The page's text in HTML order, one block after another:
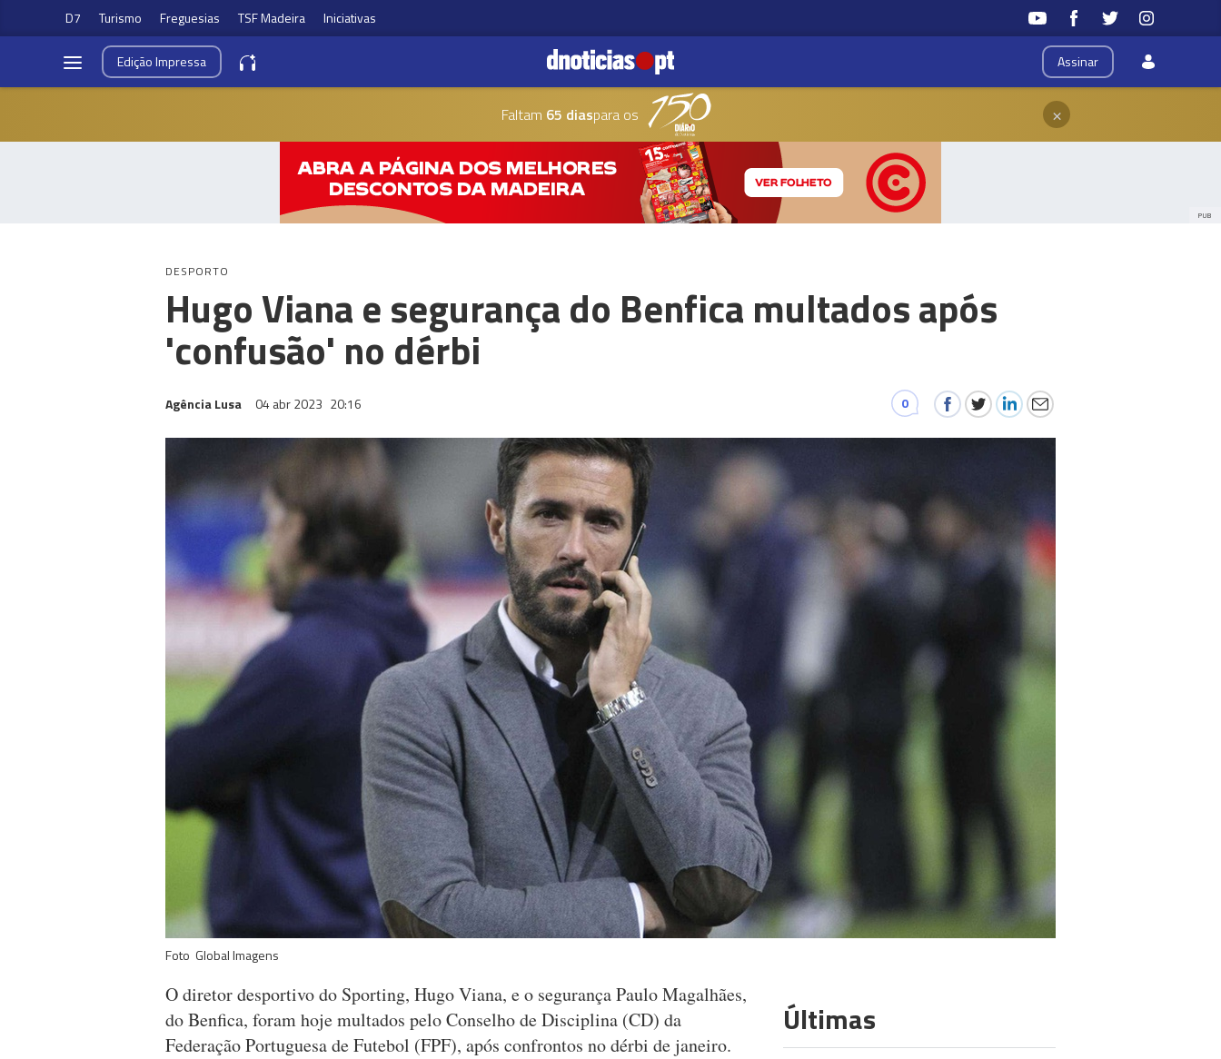
D7 Turismo Freguesias TSF Madeira Iniciativas
Assinar
EdiçãoImpressa
Faltam 65 diaspara os ×
PUB
DESPORTO
Hugo Viana e segurança do Benfica multados após
'confusão' no dérbi
Agência Lusa 04 abr 2023 20:16 0
Foto Global Imagens
O diretor desportivo do Sporting, Hugo Viana, e o segurança Paulo Magalhães,
do Benfica, foram hoje multados pelo Conselho de Disciplina (CD) da
Federação Portuguesa de Futebol (FPF), após confrontos no dérbi de janeiro.
Últimas